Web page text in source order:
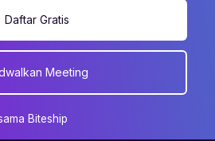
Daftar Gratis
Meeting
Biteship